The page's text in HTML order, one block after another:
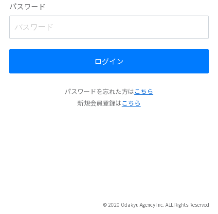
パスワード
ログイン
パスワードを忘れた方はこちら
新規会員登録はこちら
© 2020 Odakyu Agency Inc. ALL Rights Reserved.